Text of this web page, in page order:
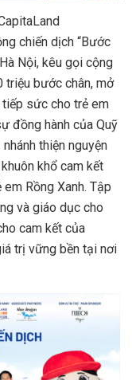
chiến dịch “Bước
Nội, kêu gọi cộng
bước chân, mở
sức cho trẻ em
đồng hành của Quỹ
thiện nguyện
khổ cam kết
Rồng Xanh. Tập
và giáo dục cho
cam kết của
trị vững bền tại nơi